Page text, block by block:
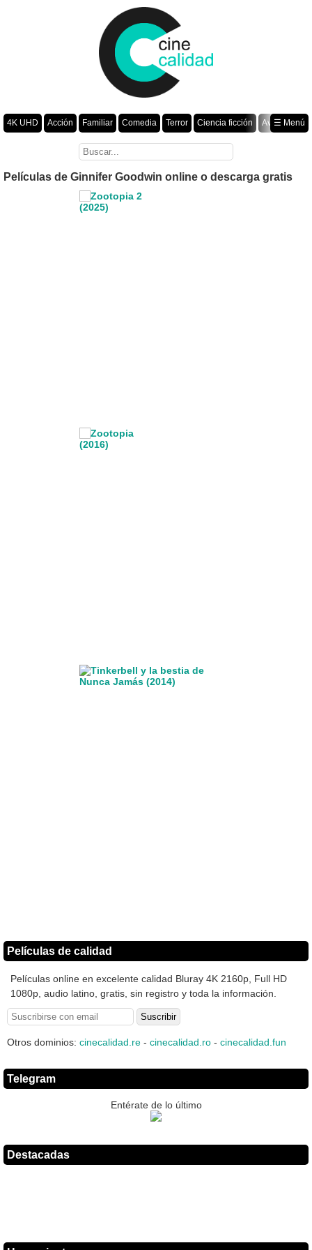
4K UHD Acción Familiar Comedia Terror Ciencia ficción
Aventura
Romance Fantasía Drama Animación Crimen
☰ Menú
Películas de Ginnifer Goodwin online o descarga gratis
Películas de calidad
Películas online en excelente calidad Bluray 4K 2160p, Full HD
1080p, audio latino, gratis, sin registro y toda la información.
Otros dominios: cinecalidad.re - cinecalidad.ro - cinecalidad.fun
Telegram
Entérate de lo último
Destacadas